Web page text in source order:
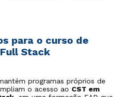
para o curso de
Stack
programas próprios de
o acesso ao CST em